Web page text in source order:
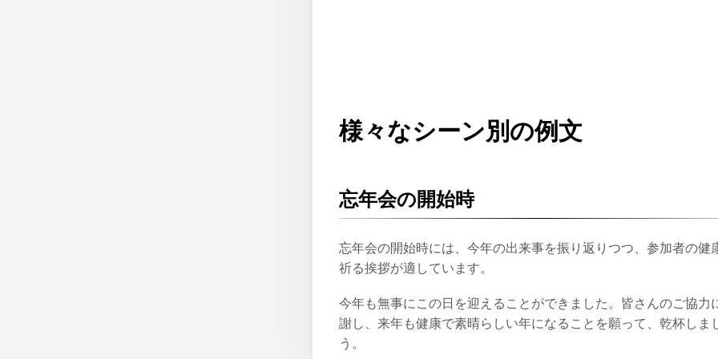
様々なシーン別の例文
忘年会の開始時
忘年会の開始時には、今年の出来事を振り返りつつ、参加者の健
祈る挨拶が適しています。
今年も無事にこの日を迎えることができました。皆さんのご協力
謝し、来年も健康で素晴らしい年になることを願って、乾杯しま
う。